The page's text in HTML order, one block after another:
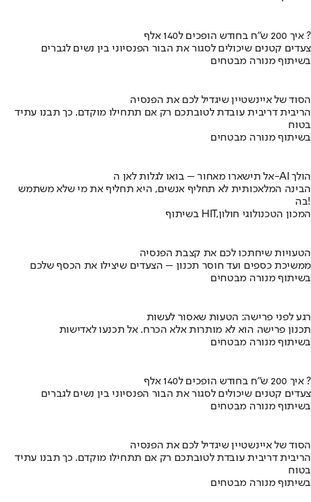
איך 200 ש"ח בחודש הופכים ל140 אלף ?
צעדים קטנים שיכולים לסגור את הבור הפנסיוני בין נשים לגברים
בשיתוף מנורה מבטחים
הסוד של איינשטיין שיגדיל לכם את הפנסיה
הריבית דריבית עובדת לטובתכם רק אם תתחילו מוקדם. כך תבנו עתיד
בטוח
בשיתוף מנורה מבטחים
אל תישארו מאחור – בואו לגלות לאן ה-AI הולך
הבינה המלאכותית לא תחליף אנשים, היא תחליף את מי שלא משתמש
בה!
בשיתוף HIT,המכון הטכנולוגי חולון
הטעויות שיחתכו לכם את קצבת הפנסיה
ממשיכת כספים ועד חוסר תכנון – הצעדים שיצילו את הכסף שלכם
בשיתוף מנורה מבטחים
רגע לפני פרישה: הטעות שאסור לעשות
תכנון פרישה הוא לא מותרות אלא הכרח. אל תכנעו לאדישות
בשיתוף מנורה מבטחים
איך 200 ש"ח בחודש הופכים ל140 אלף ?
צעדים קטנים שיכולים לסגור את הבור הפנסיוני בין נשים לגברים
בשיתוף מנורה מבטחים
הסוד של איינשטיין שיגדיל לכם את הפנסיה
הריבית דריבית עובדת לטובתכם רק אם תתחילו מוקדם. כך תבנו עתיד
בטוח
בשיתוף מנורה מבטחים